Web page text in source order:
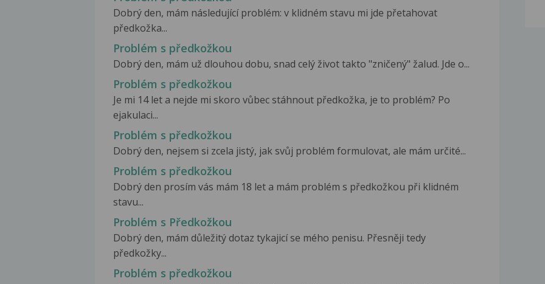
Dobrý den, mám následující problém: v klidném stavu mi jde přetahovat
předkožka...
Problém s předkožkou
Dobrý den, mám už dlouhou dobu, snad celý život takto "zničený" žalud. Jde o...
Problém s předkožkou
Je mi 14 let a nejde mi skoro vůbec stáhnout předkožka, je to problém? Po
ejakulaci...
Problém s předkožkou
Dobrý den, nejsem si zcela jistý, jak svůj problém formulovat, ale mám určité...
Problém s předkožkou
Dobrý den prosím vás mám 18 let a mám problém s předkožkou při klidném
stavu...
Problém s Předkožkou
Dobrý den, mám důležitý dotaz tykajicí se mého penisu. Přesněji tedy
předkožky...
Problém s předkožkou